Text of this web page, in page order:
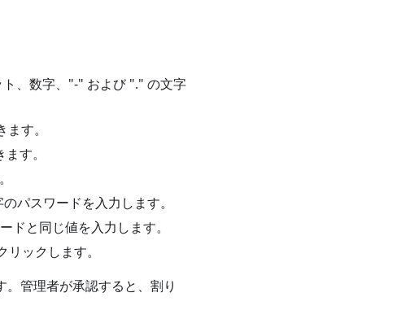
、数字、"-" および "." の文字
す。
す。
パスワードを入力します。
ドと同じ値を入力します。
リックします。
管理者が承認すると、割り